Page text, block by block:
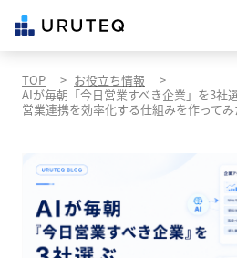
TOP
お役立ち情報
AIが毎朝「今日営業すべき企業」を3社
営業連携を効率化する仕組みを作ってみ